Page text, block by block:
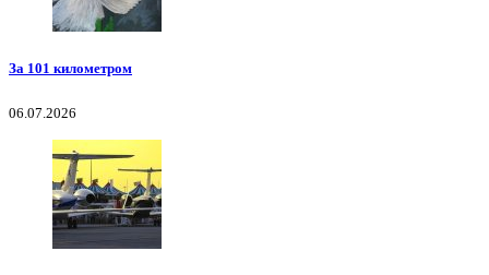
За 101 километром
06.07.2026